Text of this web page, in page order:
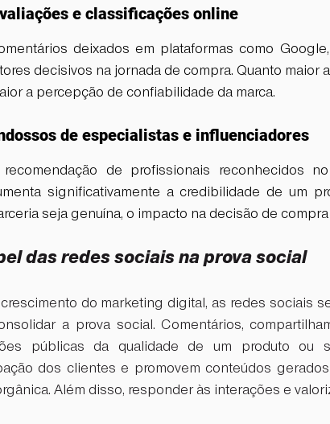
e classificações online
deixados em plataformas como
decisivos na jornada de compra. Quanto maior
a percepção de confiabilidade da marca.
de especialistas e influenciadores
recomendação de profissionais reconhecidos
significativamente a credibilidade de um
seja genuína, o impacto na decisão de
das redes sociais na prova social
do marketing digital, as redes sociais
a prova social. Comentários,
públicas da qualidade de um produto ou
dos clientes e promovem conteúdos
Além disso, responder às interações e